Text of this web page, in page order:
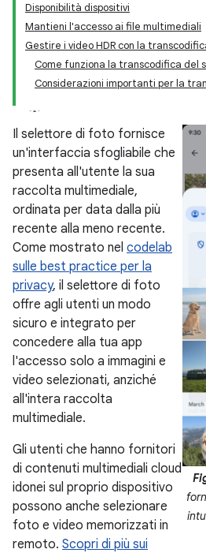
Disponibilità dispositivi
Mantieni l'accesso ai file multimediali
Gestire i video HDR con la
Come funziona la transcodifica del
Considerazioni importanti per la
Il selettore di foto fornisce
un'interfaccia sfogliabile che
presenta all'utente la sua
raccolta multimediale,
ordinata per data dalla più
recente alla meno recente.
Come mostrato nel codelab
sulle best practice per la
privacy, il selettore di foto
offre agli utenti un modo
sicuro e integrato per
concedere alla tua app
l'accesso solo a immagini e
video selezionati, anziché
all'intera raccolta
multimediale.
Gli utenti che hanno fornitori
di contenuti multimediali cloud
idonei sul proprio dispositivo
possono anche selezionare
foto e video memorizzati in
remoto. Scopri di più sui